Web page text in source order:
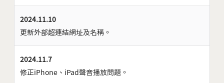
2024.11.10
更新外部超連結網址及名稱。
2024.11.7
修正iPhone、iPad聲音播放問題。